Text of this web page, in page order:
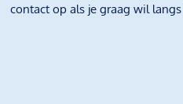
contact op als je graag wil